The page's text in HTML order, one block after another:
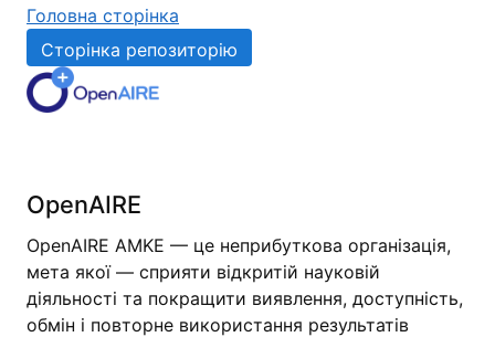
Головна сторінка
Сторінка репозиторію
OpenAIRE
OpenAIRE AMKE — це неприбуткова організація,
мета якої — сприяти відкритій науковій
діяльності та покращити виявлення, доступність,
обмін і повторне використання результатів